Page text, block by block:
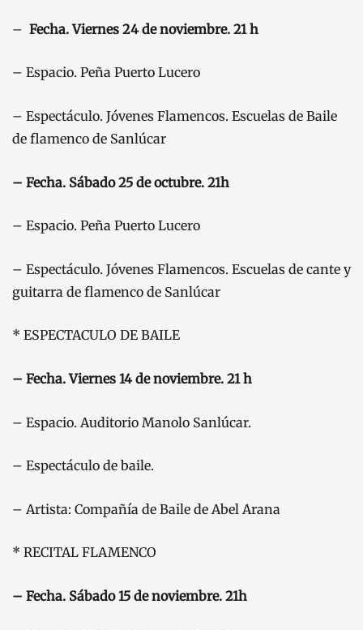
– Fecha. Viernes 24 de noviembre. 21 h
– Espacio. Peña Puerto Lucero
– Espectáculo. Jóvenes Flamencos. Escuelas de Baile
de flamenco de Sanlúcar
– Fecha. Sábado 25 de octubre. 21h
– Espacio. Peña Puerto Lucero
– Espectáculo. Jóvenes Flamencos. Escuelas de cante y
guitarra de flamenco de Sanlúcar
* ESPECTACULO DE BAILE
– Fecha. Viernes 14 de noviembre. 21 h
– Espacio. Auditorio Manolo Sanlúcar.
– Espectáculo de baile.
– Artista: Compañía de Baile de Abel Arana
* RECITAL FLAMENCO
– Fecha. Sábado 15 de noviembre. 21h